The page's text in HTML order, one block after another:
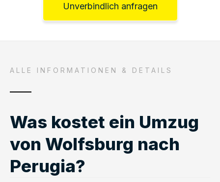
Unverbindlich anfragen
ALLE INFORMATIONEN & DETAILS
Was kostet ein Umzug
von Wolfsburg nach
Perugia?